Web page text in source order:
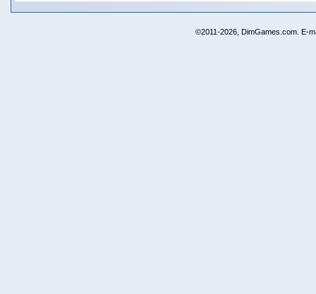
©2011-2026, DimGames.com. E-